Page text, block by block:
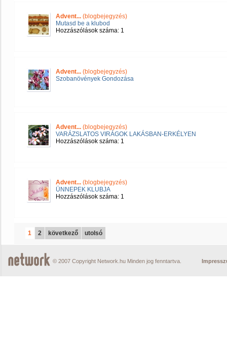
Advent... (blogbejegyzés)
Mutasd be a klubod
Hozzászólások száma: 1
Advent... (blogbejegyzés)
Szobanövények Gondozása
Advent... (blogbejegyzés)
VARÁZSLATOS VIRÁGOK LAKÁSBAN-ERKÉLYEN
Hozzászólások száma: 1
Advent... (blogbejegyzés)
ÜNNEPEK KLUBJA
Hozzászólások száma: 1
1 2 következő utolsó
© 2007 Copyright Network.hu Minden jog fenntartva.